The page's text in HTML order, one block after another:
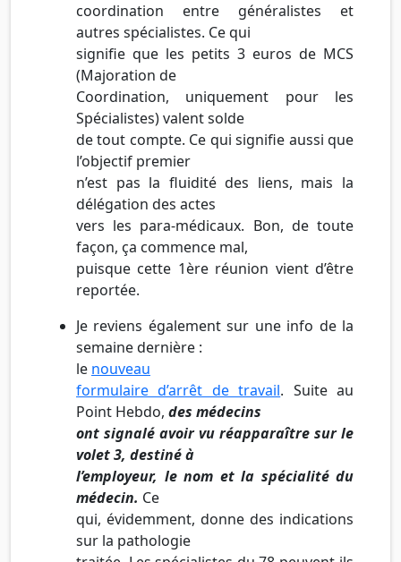
coordination entre généralistes et
autres spécialistes. Ce qui
signifie que les petits 3 euros de MCS
(Majoration de
Coordination, uniquement pour les
Spécialistes) valent solde
de tout compte. Ce qui signifie aussi que
l’objectif premier
n’est pas la fluidité des liens, mais la
délégation des actes
vers les para-médicaux. Bon, de toute
façon, ça commence mal,
puisque cette 1ère réunion vient d’être
reportée.
Je reviens également sur une info de la
semaine dernière :
le nouveau
formulaire d’arrêt de travail. Suite au
Point Hebdo, des médecins
ont signalé avoir vu réapparaître sur le
volet 3, destiné à
l’employeur, le nom et la spécialité du
médecin. Ce
qui, évidemment, donne des indications
sur la pathologie